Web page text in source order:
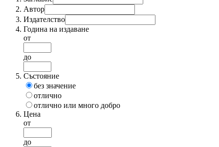
Автор
Издателство
Година на издаване
от
до
Състояние
без значение
отлично
отлично или много добро
Цена
от
до